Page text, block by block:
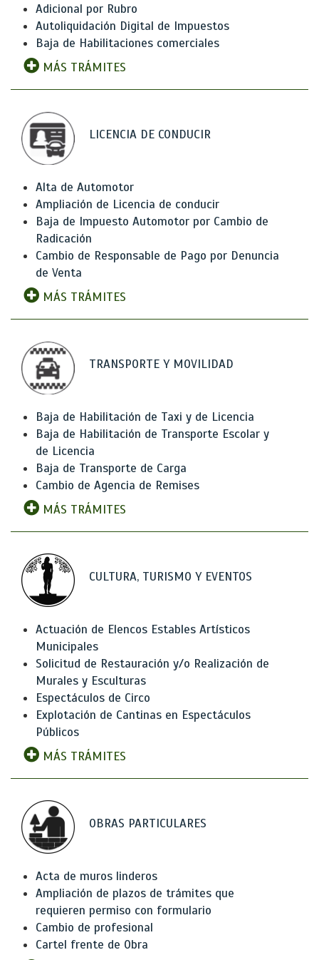
Adicional por Rubro
Autoliquidación Digital de Impuestos
Baja de Habilitaciones comerciales
MÁS TRÁMITES
LICENCIA DE CONDUCIR
Alta de Automotor
Ampliación de Licencia de conducir
Baja de Impuesto Automotor por Cambio de
Radicación
Cambio de Responsable de Pago por Denuncia
de Venta
MÁS TRÁMITES
TRANSPORTE Y MOVILIDAD
Baja de Habilitación de Taxi y de Licencia
Baja de Habilitación de Transporte Escolar y
de Licencia
Baja de Transporte de Carga
Cambio de Agencia de Remises
MÁS TRÁMITES
CULTURA, TURISMO Y EVENTOS
Actuación de Elencos Estables Artísticos
Municipales
Solicitud de Restauración y/o Realización de
Murales y Esculturas
Espectáculos de Circo
Explotación de Cantinas en Espectáculos
Públicos
MÁS TRÁMITES
OBRAS PARTICULARES
Acta de muros linderos
Ampliación de plazos de trámites que
requieren permiso con formulario
Cambio de profesional
Cartel frente de Obra